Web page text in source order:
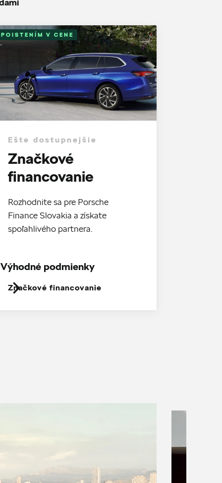
V CENE
Ešte dostupnejšie
Značkové
financovanie
Rozhodnite sa pre Porsche
Finance Slovakia a získate
spoľahlivého partnera.
Značkové financovanie
Výhodné podmienky